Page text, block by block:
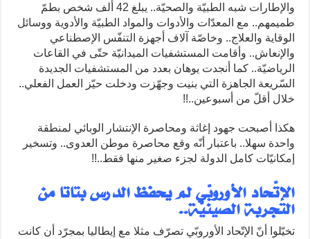
والإطارات شبه الطبيّة والصحيّة.. يبلغ 42 ألف شخص بطمّ
طميمهم.. مع المعدّات والأدوات والمواد الطبيّة والأدوية ووسائل
الوقاية والعلاج.. وخاصّة آلاف أجهزة التنفّس الإصطناعي
والإنعاش.. وأقامت المستشفيات الميدانيّة حتّى في القاعات
الرياضيّة.. كما أنجدت يوهان بعدد من المستشفيات الجديدة
السّريعة الجاهزة التي بنيت وجهّزت ودخلت حيّز العمل الفعلي..
خلال أقلّ من أسبوعين..!!
هكذا أصبحت جهود إغاثة ومحاصرة الإنتشار الوبائي لمنطقة
واحدة سهلا.. باعتبار أنّه وقع محاصرة موطن العدوى.. وتسخير
إمكانيّات كامل الدولة لجزء صغير منها فقط..!!
الإتّحاد الأوروبّي لم يحفظ الدرس بتاتا من
التجربة الصينيّة..
تخيّلوا أنّ الإتّحاد الأوروبّي تصرّف مثلا مع إيطاليا بمجرّد أن كانت